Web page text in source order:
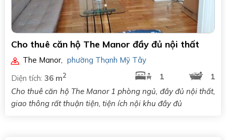
Cho thuê căn hộ The Manor đầy đủ nội thất
The Manor
phường Thạnh Mỹ Tây
Diện tích: 36 m2 1
1
Cho thuê căn hộ The Manor 1 phòng ngủ, đầy đủ nội thất,
giao thông rất thuận tiện, tiện ích nội khu đầy đủ